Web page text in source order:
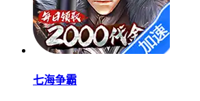
七海争霸